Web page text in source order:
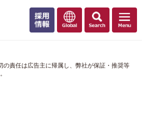
の責任は広告主に帰属し、弊社が保証・推奨等